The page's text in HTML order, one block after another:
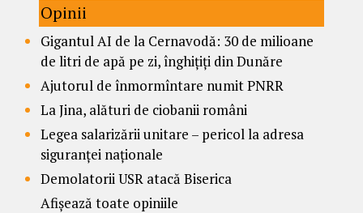
Opinii
Gigantul AI de la Cernavodă: 30 de milioane
de litri de apă pe zi, înghițiți din Dunăre
Ajutorul de înmormîntare numit PNRR
La Jina, alături de ciobanii români
Legea salarizării unitare – pericol la adresa
siguranței naționale
Demolatorii USR atacă Biserica
Afișează toate opiniile